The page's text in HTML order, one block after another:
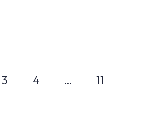
3 4 … 11